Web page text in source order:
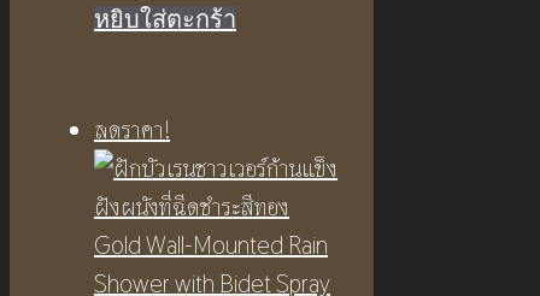
price
หยิบใส่ตะกร้า
ลดราคา!